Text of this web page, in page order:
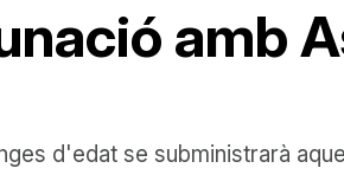
amb
d'edat se subministrarà